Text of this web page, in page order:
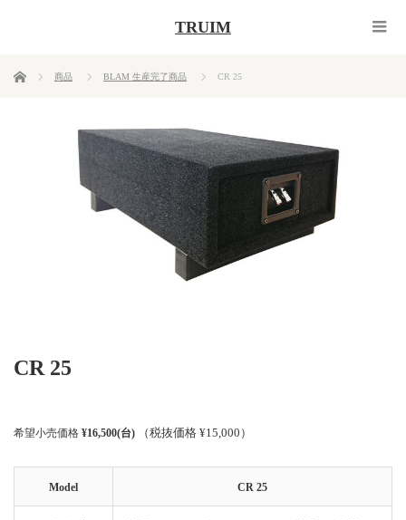
TRUIM
ホーム 商品 BLAM 生産完了商品 CR 25
CR 25
希望小売価格 ¥16,500(台) （税抜価格 ¥15,000）
Model CR 25